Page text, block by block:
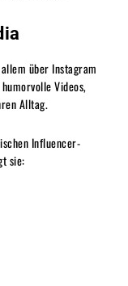
über Instagram
Videos,
Alltag.
Influencer-
sie: